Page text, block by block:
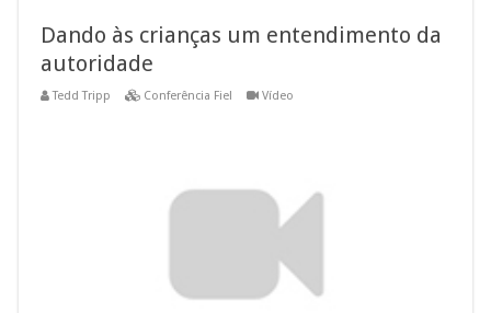
Dando às crianças um entendimento da
autoridade
Tedd Tripp Conferência Fiel Vídeo